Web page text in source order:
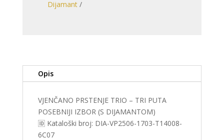
DIJAMANTOM)
Dijamant
Opis
VJENČANO PRSTENJE TRIO – TRI PUTA
POSEBNIJI IZBOR (S DIJAMANTOM)
🆔 Kataloški broj: DIA-VP2506-1703-T14008-
6C07